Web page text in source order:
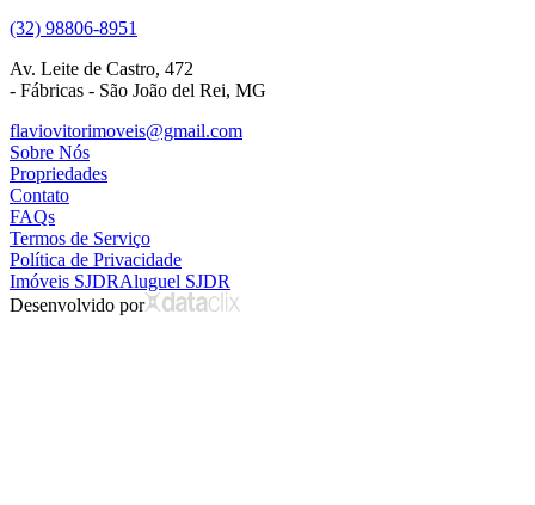
(32) 98806-8951
Av. Leite de Castro, 472
- Fábricas - São João del Rei, MG
flaviovitorimoveis@gmail.com
Sobre Nós
Propriedades
Contato
FAQs
Termos de Serviço
Política de Privacidade
Imóveis SJDRAluguel SJDR
Desenvolvido por